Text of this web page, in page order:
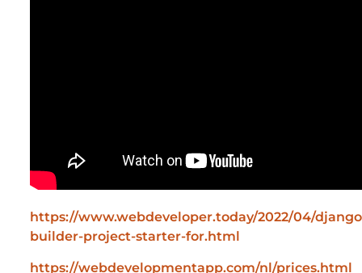
https://www.webdeveloper.today/2022/04/
builder-project-starter-for.html
https://webdevelopmentapp.com/nl/prices.html